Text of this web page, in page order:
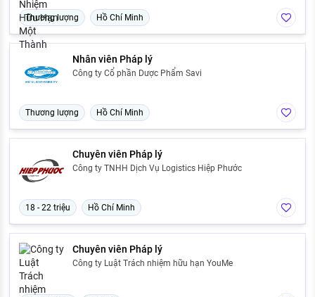
Thương lượng Hồ Chí Minh
Nhân viên Pháp lý
Công ty Cổ phần Dược Phẩm Savi
Thương lượng Hồ Chí Minh
Chuyên viên Pháp lý
Công ty TNHH Dịch Vụ Logistics Hiệp Phước
18 - 22 triệu Hồ Chí Minh
Chuyên viên Pháp lý
Công ty Luật Trách nhiệm hữu hạn YouMe